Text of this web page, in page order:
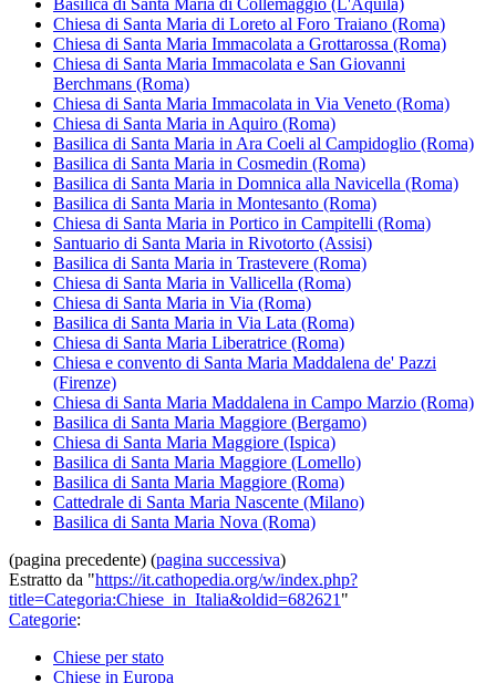
Chiesa di Santa Maria di Loreto al Foro Traiano (Roma)
Chiesa di Santa Maria Immacolata a Grottarossa (Roma)
Chiesa di Santa Maria Immacolata e San Giovanni
Berchmans (Roma)
Chiesa di Santa Maria Immacolata in Via Veneto (Roma)
Chiesa di Santa Maria in Aquiro (Roma)
Basilica di Santa Maria in Ara Coeli al Campidoglio (Roma)
Basilica di Santa Maria in Cosmedin (Roma)
Basilica di Santa Maria in Domnica alla Navicella (Roma)
Basilica di Santa Maria in Montesanto (Roma)
Chiesa di Santa Maria in Portico in Campitelli (Roma)
Santuario di Santa Maria in Rivotorto (Assisi)
Basilica di Santa Maria in Trastevere (Roma)
Chiesa di Santa Maria in Vallicella (Roma)
Chiesa di Santa Maria in Via (Roma)
Basilica di Santa Maria in Via Lata (Roma)
Chiesa di Santa Maria Liberatrice (Roma)
Chiesa e convento di Santa Maria Maddalena de' Pazzi
(Firenze)
Chiesa di Santa Maria Maddalena in Campo Marzio (Roma)
Basilica di Santa Maria Maggiore (Bergamo)
Chiesa di Santa Maria Maggiore (Ispica)
Basilica di Santa Maria Maggiore (Lomello)
Basilica di Santa Maria Maggiore (Roma)
Cattedrale di Santa Maria Nascente (Milano)
Basilica di Santa Maria Nova (Roma)
(pagina precedente) (pagina successiva)
Estratto da "https://it.cathopedia.org/w/index.php?
title=Categoria:Chiese_in_Italia&oldid=682621 "
Categorie:
Chiese per stato
Chiese in Europa